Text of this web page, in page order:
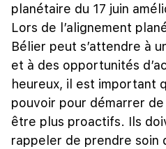
planétaire du 17 juin
Lors de l’alignement
Bélier peut s’attendre à
et à des opportunités
heureux, il est important
pouvoir pour démarrer
être plus proactifs. Ils
rappeler de prendre soin